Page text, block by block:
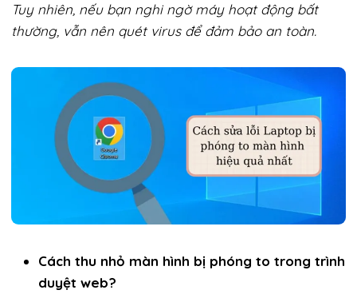
Tuy nhiên, nếu bạn nghi ngờ máy hoạt động bất
thường, vẫn nên quét virus để đảm bảo an toàn.
Cách thu nhỏ màn hình bị phóng to trong trình
duyệt web?